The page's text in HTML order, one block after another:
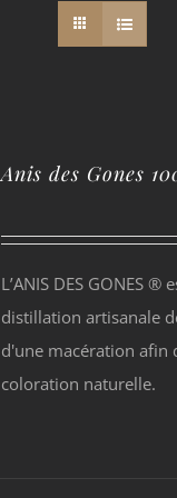
Anis des Gones
L’ANIS DES GONES ®
distillation artisanale
d'une macération afin
coloration naturelle.